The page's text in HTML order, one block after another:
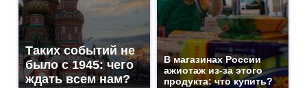
Таких событий не
было с 1945: чего
ждать всем нам?
В магазинах России
ажиотаж из-за этого
продукта: что купить?